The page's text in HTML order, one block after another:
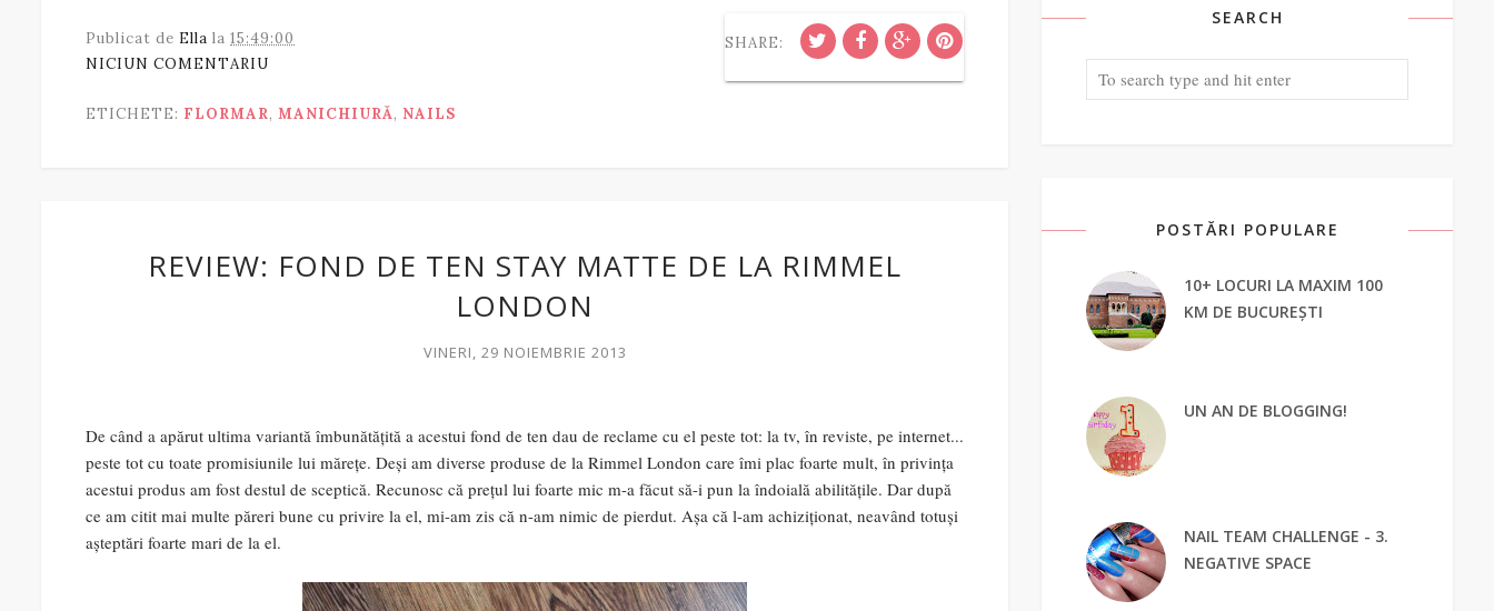
Publicat de Ella la 15:49:00
NICIUN COMENTARIU
SHARE:
ETICHETE: FLORMAR, MANICHIURĂ, NAILS
REVIEW: FOND DE TEN STAY MATTE DE LA RIMMEL
LONDON
VINERI, 29 NOIEMBRIE 2013
De când a apărut ultima variantă îmbunătățită a acestui fond de ten dau de reclame cu el peste tot: la tv, în reviste, pe internet...
peste tot cu toate promisiunile lui mărețe. Deși am diverse produse de la Rimmel London care îmi plac foarte mult, în privința
acestui produs am fost destul de sceptică. Recunosc că prețul lui foarte mic m-a făcut să-i pun la îndoială abilitățile. Dar după
ce am citit mai multe păreri bune cu privire la el, mi-am zis că n-am nimic de pierdut. Așa că l-am achiziționat, neavând totuși
așteptări foarte mari de la el.
SEARCH
POSTĂRI POPULARE
10+ LOCURI LA MAXIM 100
KM DE BUCUREȘTI
UN AN DE BLOGGING!
NAIL TEAM CHALLENGE - 3.
NEGATIVE SPACE